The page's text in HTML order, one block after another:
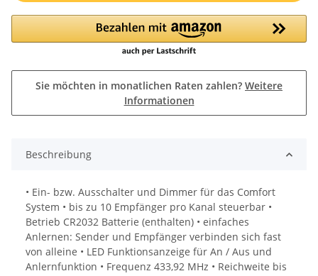
Sie möchten in monatlichen Raten zahlen? Weitere
Informationen
Beschreibung
• Ein- bzw. Ausschalter und Dimmer für das Comfort
System • bis zu 10 Empfänger pro Kanal steuerbar •
Betrieb CR2032 Batterie (enthalten) • einfaches
Anlernen: Sender und Empfänger verbinden sich fast
von alleine • LED Funktionsanzeige für An / Aus und
Anlernfunktion • Frequenz 433,92 MHz • Reichweite bis